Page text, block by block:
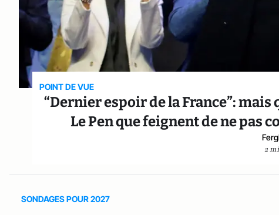
POINT DE VUE
“Dernier espoir de la France”:
Le Pen que feignent de ne pas
2
SONDAGES POUR 2027